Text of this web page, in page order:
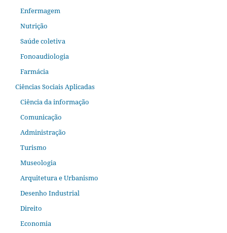
Enfermagem
Nutrição
Saúde coletiva
Fonoaudiologia
Farmácia
Ciências Sociais Aplicadas
Ciência da informação
Comunicação
Administração
Turismo
Museologia
Arquitetura e Urbanismo
Desenho Industrial
Direito
Economia